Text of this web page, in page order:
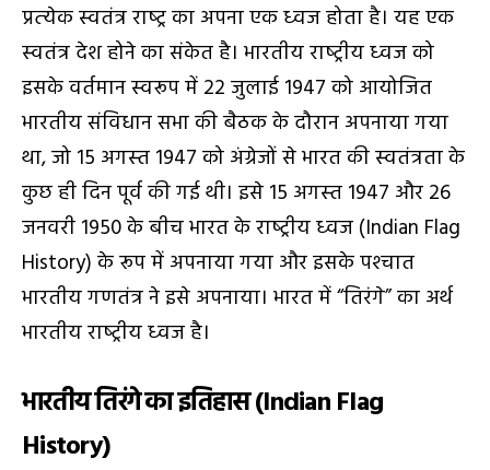
प्रत्‍येक स्‍वतंत्र राष्‍ट्र का अपना एक ध्‍वज होता है। यह एक
स्‍वतंत्र देश होने का संकेत है। भारतीय राष्‍ट्रीय ध्‍वज को
इसके वर्तमान स्‍वरूप में 22 जुलाई 1947 को आयोजित
भारतीय संविधान सभा की बैठक के दौरान अपनाया गया
था, जो 15 अगस्‍त 1947 को अंग्रेजों से भारत की स्‍वतंत्रता के
कुछ ही दिन पूर्व की गई थी। इसे 15 अगस्‍त 1947 और 26
जनवरी 1950 के बीच भारत के राष्‍ट्रीय ध्‍वज (Indian Flag
History) के रूप में अपनाया गया और इसके पश्‍चात
भारतीय गणतंत्र ने इसे अपनाया। भारत में “तिरंगे” का अर्थ
भारतीय राष्‍ट्रीय ध्‍वज है।
भारतीय तिरंगे का इतिहास (Indian Flag
History)